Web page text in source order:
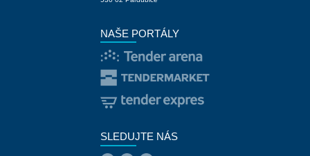
NAŠE PORTÁLY
SLEDUJTE NÁS